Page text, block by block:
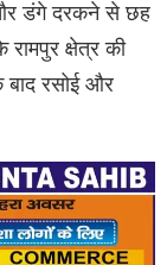
डंगे दरकने से छह
क्षेत्र की
बाद रसोई और